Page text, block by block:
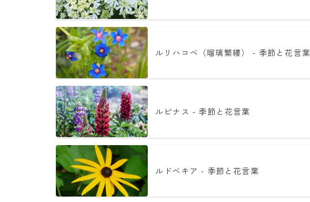
ルリハコベ（瑠璃繁縷） - 季節と花言葉
ルピナス - 季節と花言葉
ルドベキア - 季節と花言葉